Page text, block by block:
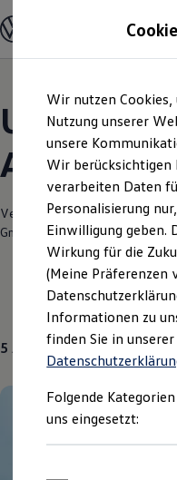
Hauptinhalt
springen
Footer
springen
Modelle und
Konfigurator
Modelle
Elektroautos
ENERGY
Nutzfahrzeuge
SUV und CUV
Familienautos
Kombis
Kompaktwagen
Sportwagen
Schnell verfügbare
Angebote und
Aktuelle
E-Auto-
Volkswagen
Die ENERGY
Junge
Leasing
Leasing-
Unsere
Angebote
Verantwortlich für die Inhalte
GmbH & Co. KG(Impressum &
5 Angebote
Wir nutzen
Nutzung unserer
unsere
Wir berücksichtigen
verarbeiten Daten
Personalisierung
Einwilligung geben.
Wirkung für die
(Meine Präferenzen
Informationen zu
finden Sie in
Folgende
uns eingesetzt: